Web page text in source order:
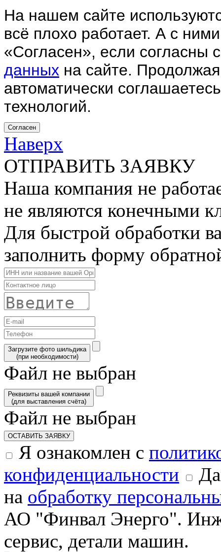
На нашем сайте
всё плохо работает. А с
«Согласен», если согласны
данных на сайте.
автоматически
технологий.
Согласен
Наверх
ОТПРАВИТЬ ЗАЯВКУ
Наша компания не
не являются конечными
Для быстрой обработки
заполнить форму
Загрузите фото шильдика
(при необходимости)
Файл не выбран
Реквизиты вашей компании
(для выставления счёта)
Файл не выбран
ОСТАВИТЬ ЗАЯВКУ
Я ознакомлен с
конфиденциальности
на обработку
АО "Финвал Энерго".
сервис, детали машин.